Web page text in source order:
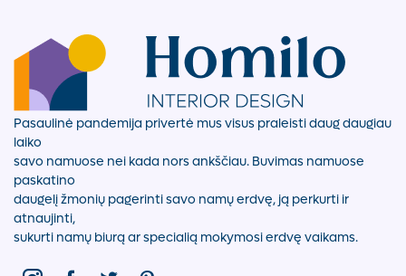
Pasaulinė pandemija privertė mus visus praleisti daug daugiau
laiko
savo namuose nei kada nors ankščiau. Buvimas namuose
paskatino
daugelį žmonių pagerinti savo namų erdvę, ją perkurti ir
atnaujinti,
sukurti namų biurą ar specialią mokymosi erdvę vaikams.